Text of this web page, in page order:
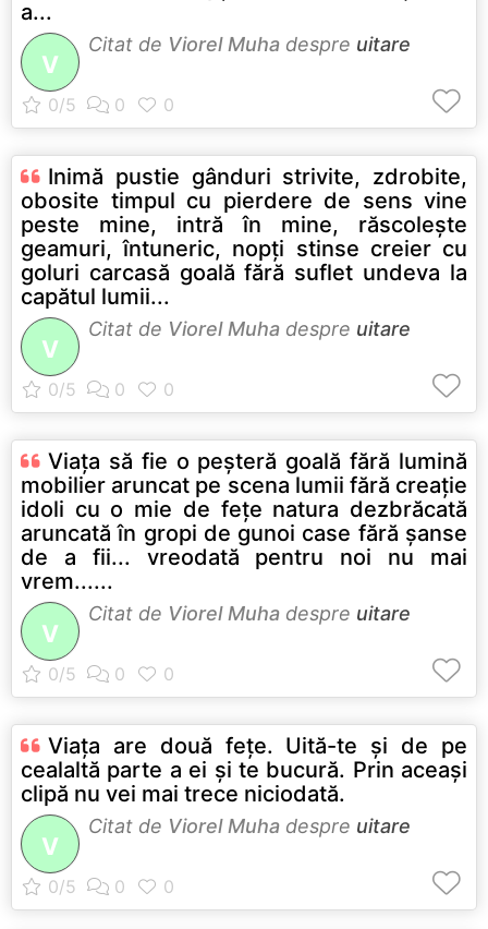
a...
V
Citat de Viorel Muha despre uitare
Inimă pustie gânduri strivite, zdrobite,
obosite timpul cu pierdere de sens vine
peste mine, intră în mine, răscoleşte
geamuri, întuneric, nopţi stinse creier cu
goluri carcasă goală fără suflet undeva la
capătul lumii...
V
Citat de Viorel Muha despre uitare
Viaţa să fie o peşteră goală fără lumină
mobilier aruncat pe scena lumii fără creaţie
idoli cu o mie de feţe natura dezbrăcată
aruncată în gropi de gunoi case fără şanse
de a fii... vreodată pentru noi nu mai
vrem......
V
Citat de Viorel Muha despre uitare
Viaţa are două feţe. Uită-te şi de pe
cealaltă parte a ei şi te bucură. Prin aceaşi
clipă nu vei mai trece niciodată.
V
Citat de Viorel Muha despre uitare